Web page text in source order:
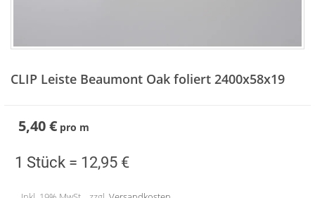
der
CLIP Leiste Beaumont Oak foliert 2400x58x19
5,40 € pro m
1 Stück = 12,95 €